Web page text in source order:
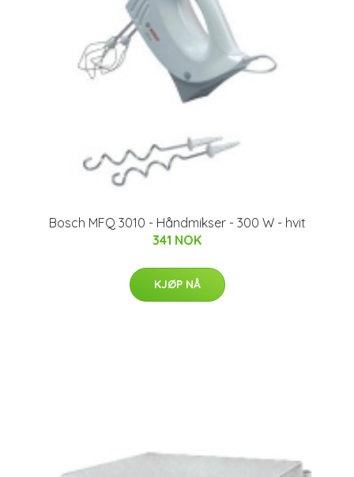
Bosch MFQ 3010 - Håndmikser - 300 W - hvit
341 NOK
KJØP NÅ